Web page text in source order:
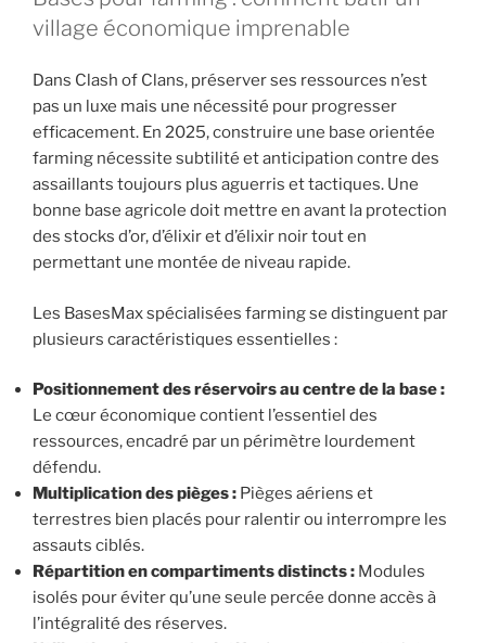
village économique imprenable
Dans Clash of Clans, préserver ses ressources n’est
pas un luxe mais une nécessité pour progresser
efficacement. En 2025, construire une base orientée
farming nécessite subtilité et anticipation contre des
assaillants toujours plus aguerris et tactiques. Une
bonne base agricole doit mettre en avant la protection
des stocks d’or, d’élixir et d’élixir noir tout en
permettant une montée de niveau rapide.
Les BasesMax spécialisées farming se distinguent par
plusieurs caractéristiques essentielles :
Positionnement des réservoirs au centre de la base :
Le cœur économique contient l’essentiel des
ressources, encadré par un périmètre lourdement
défendu.
Multiplication des pièges : Pièges aériens et
terrestres bien placés pour ralentir ou interrompre les
assauts ciblés.
Répartition en compartiments distincts : Modules
isolés pour éviter qu’une seule percée donne accès à
l’intégralité des réserves.